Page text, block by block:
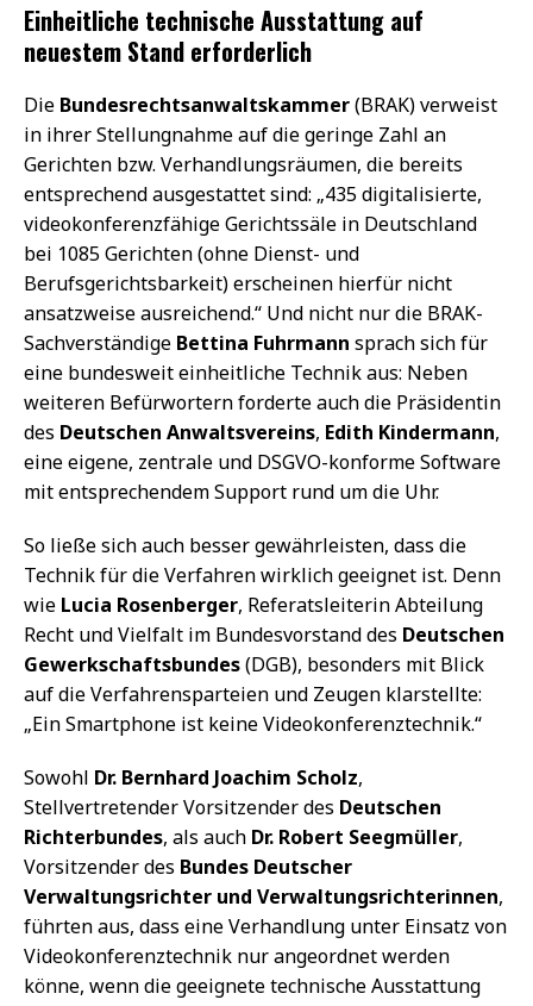
Einheitliche technische Ausstattung auf
neuestem Stand erforderlich
Die Bundesrechtsanwaltskammer(BRAK) verweist
in ihrer Stellungnahme auf die geringe Zahl an
Gerichten bzw. Verhandlungsräumen, die bereits
entsprechend ausgestattet sind: „435 digitalisierte,
videokonferenzfähige Gerichtssäle in Deutschland
bei 1085 Gerichten (ohne Dienst- und
Berufsgerichtsbarkeit) erscheinen hierfür nicht
ansatzweise ausreichend.“ Und nicht nur die BRAK-
Sachverständige Bettina Fuhrmann sprach sich für
eine bundesweit einheitliche Technik aus: Neben
weiteren Befürwortern forderte auch die Präsidentin
des Deutschen Anwaltsvereins, Edith Kindermann,
eine eigene, zentrale und DSGVO-konforme Software
mit entsprechendem Support rund um die Uhr.
So ließe sich auch besser gewährleisten, dass die
Technik für die Verfahren wirklich geeignet ist. Denn
wie Lucia Rosenberger, Referatsleiterin Abteilung
Recht und Vielfalt im Bundesvorstand des Deutschen
Gewerkschaftsbundes(DGB), besonders mit Blick
auf die Verfahrensparteien und Zeugen klarstellte:
„Ein Smartphone ist keine Videokonferenztechnik.“
Sowohl Dr. Bernhard Joachim Scholz,
Stellvertretender Vorsitzender des Deutschen
Richterbundes, als auch Dr. Robert Seegmüller,
Vorsitzender des Bundes Deutscher
Verwaltungsrichter und Verwaltungsrichterinnen,
führten aus, dass eine Verhandlung unter Einsatz von
Videokonferenztechnik nur angeordnet werden
könne, wenn die geeignete technische Ausstattung